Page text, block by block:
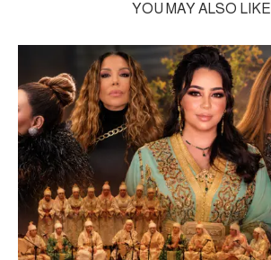
YOU MAY ALSO LIKE